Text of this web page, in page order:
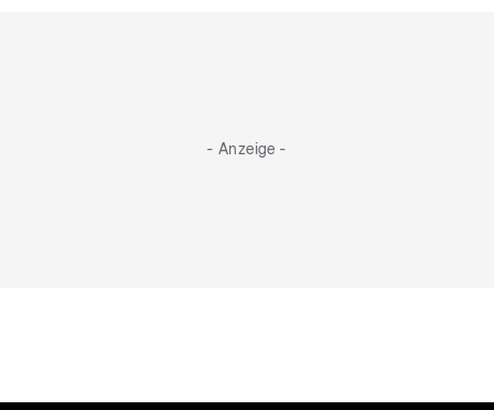
- Anzeige -